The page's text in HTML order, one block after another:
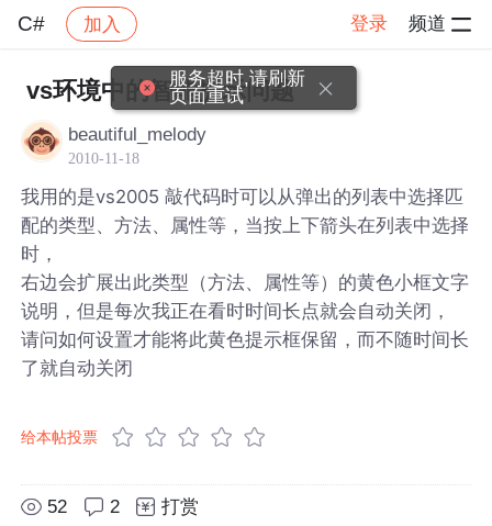
C# 加入 登录 频道
社区 C# 帖子详情
vs环境中的智能提示问题
beautiful_melody
2010-11-18
我用的是vs2005 敲代码时可以从弹出的列表中选择匹
配的类型、方法、属性等，当按上下箭头在列表中选择
时，
右边会扩展出此类型（方法、属性等）的黄色小框文字
说明，但是每次我正在看时时间长点就会自动关闭，
请问如何设置才能将此黄色提示框保留，而不随时间长
了就自动关闭
给本帖投票
52 2 打赏
服务超时,请刷新
页面重试